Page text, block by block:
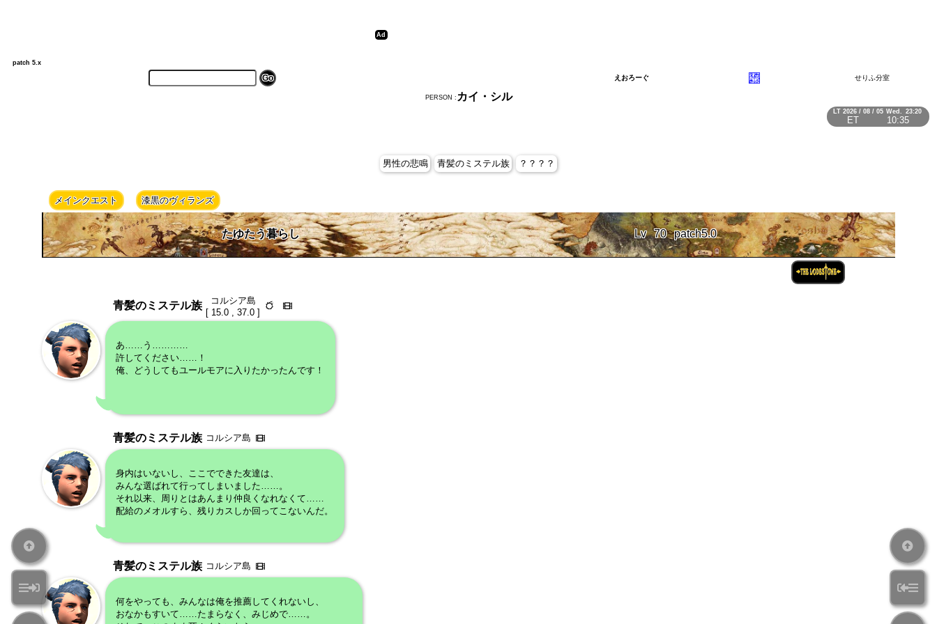
LT 2026 / 08 / 05 Wed. 23:20
ET 10:35
えおろーぐ せりふ分室
PERSON : カイ・シル
patch 5.x
男性の悲鳴 青髪のミステル族 ？？？？
メインクエスト 漆黒のヴィランズ
たゆたう暮らし Lv 70 patch5.0
青髪のミステル族
コルシア島
[ 15.0 , 37.0 ]
あ……う…………
許してください……！
俺、どうしてもユールモアに入りたかったんです！
青髪のミステル族 コルシア島
身内はいないし、ここでできた友達は、
みんな選ばれて行ってしまいました……。
それ以来、周りとはあんまり仲良くなれなくて……
配給のメオルすら、残りカスしか回ってこないんだ。
青髪のミステル族 コルシア島
何をやっても、みんなは俺を推薦してくれないし、
おなかもすいて……たまらなく、みじめで……。